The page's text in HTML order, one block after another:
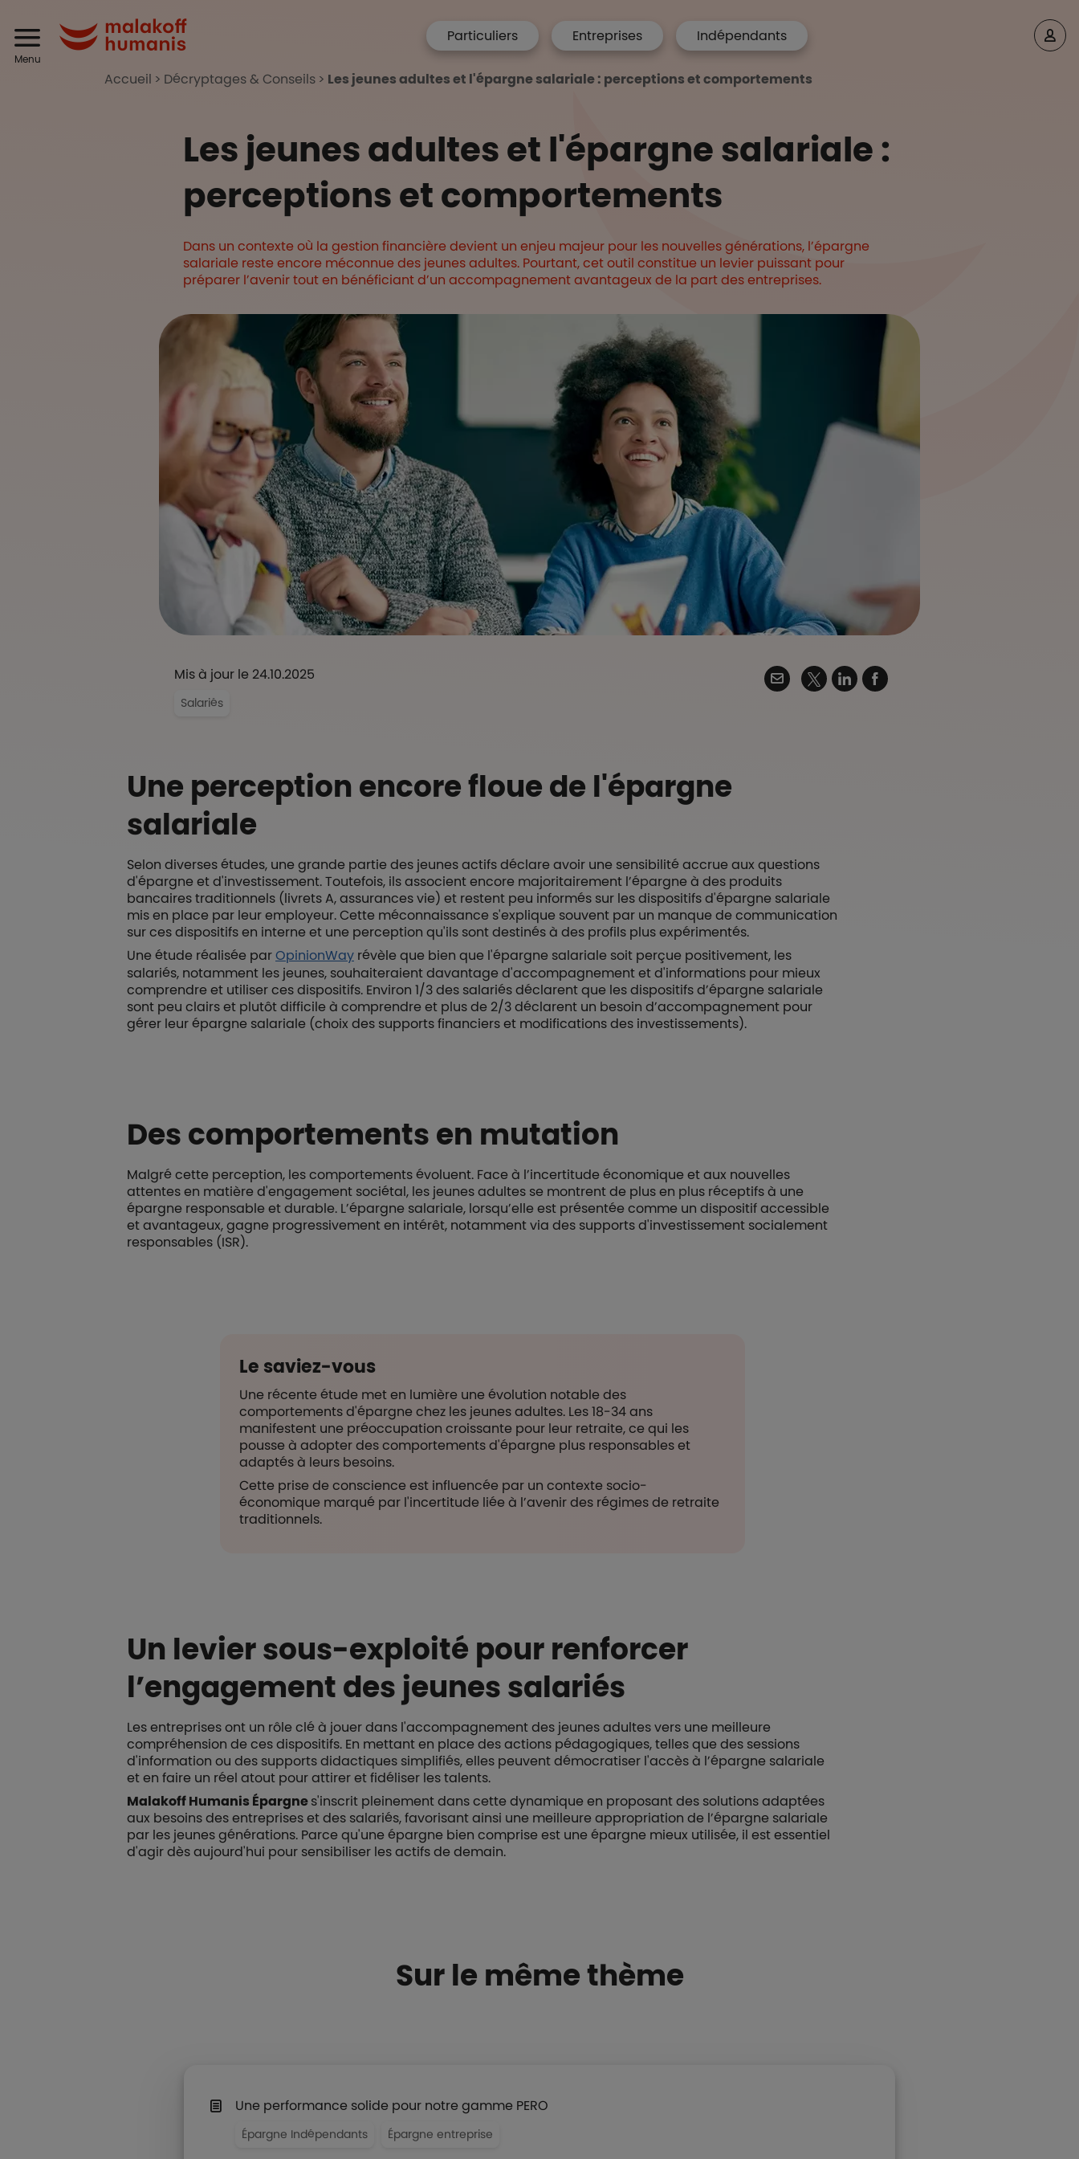
Header
Menu Malakoff Humanis Accueil
menu hp
Particuliers Entreprises Indépendants
Accueil Décryptages & Conseils Les jeunes adultes et l'épargne salariale : perceptions et comportements
Les jeunes adultes et l'épargne salariale :
perceptions et comportements
Dans un contexte où la gestion financière devient un enjeu majeur pour les nouvelles générations, l’épargne
salariale reste encore méconnue des jeunes adultes. Pourtant, cet outil constitue un levier puissant pour
préparer l’avenir tout en bénéficiant d’un accompagnement avantageux de la part des entreprises.
Mis à jour le 24.10.2025
Salariés Email
Twitter
LinkedinFacebook
Une perception encore floue de l'épargne
salariale
Selon diverses études, une grande partie des jeunes actifs déclare avoir une sensibilité accrue aux questions
d'épargne et d'investissement. Toutefois, ils associent encore majoritairement l’épargne à des produits
bancaires traditionnels (livrets A, assurances vie) et restent peu informés sur les dispositifs d'épargne salariale
mis en place par leur employeur. Cette méconnaissance s'explique souvent par un manque de communication
sur ces dispositifs en interne et une perception qu'ils sont destinés à des profils plus expérimentés.
Une étude réalisée parOpinionWay révèle que bien que l'épargne salariale soit perçue positivement, les
salariés, notamment les jeunes, souhaiteraient davantage d'accompagnement et d'informations pour mieux
comprendre et utiliser ces dispositifs. Environ 1/3 des salariés déclarent que les dispositifs d’épargne salariale
sont peu clairs et plutôt difficile à comprendre et plus de 2/3 déclarent un besoin d’accompagnement pour
gérer leur épargne salariale (choix des supports financiers et modifications des investissements).
Des comportements en mutation
Malgré cette perception, les comportements évoluent. Face à l’incertitude économique et aux nouvelles
attentes en matière d'engagement sociétal, les jeunes adultes se montrent de plus en plus réceptifs à une
épargne responsable et durable. L’épargne salariale, lorsqu’elle est présentée comme un dispositif accessible
et avantageux, gagne progressivement en intérêt, notamment via des supports d'investissement socialement
responsables (ISR).
Le saviez-vous
Une récente étude met en lumière une évolution notable des
comportements d'épargne chez les jeunes adultes. Les 18-34 ans
manifestent une préoccupation croissante pour leur retraite, ce qui les
pousse à adopter des comportements d'épargne plus responsables et
adaptés à leurs besoins.
Cette prise de conscience est influencée par un contexte socio-
économique marqué par l'incertitude liée à l’avenir des régimes de retraite
traditionnels.
Un levier sous-exploité pour renforcer
l’engagement des jeunes salariés
Les entreprises ont un rôle clé à jouer dans l'accompagnement des jeunes adultes vers une meilleure
compréhension de ces dispositifs. En mettant en place des actions pédagogiques, telles que des sessions
d'information ou des supports didactiques simplifiés, elles peuvent démocratiser l'accès à l’épargne salariale
et en faire un réel atout pour attirer et fidéliser les talents.
Malakoff Humanis Épargnes'inscrit pleinement dans cette dynamique en proposant des solutions adaptées
aux besoins des entreprises et des salariés, favorisant ainsi une meilleure appropriation de l’épargne salariale
par les jeunes générations. Parce qu'une épargne bien comprise est une épargne mieux utilisée, il est essentiel
d'agir dès aujourd'hui pour sensibiliser les actifs de demain.
Sur le même thème
Une performance solide pour notre gamme PERO
Épargne Indépendants Épargne entreprise